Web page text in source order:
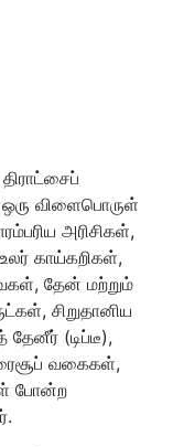
விளைபொருள்
அரிசிகள்,
காய்கறிகள்,
தேன் மற்றும்
சிறுதானிய
(டிப்டீ),
வகைகள்,
போன்ற